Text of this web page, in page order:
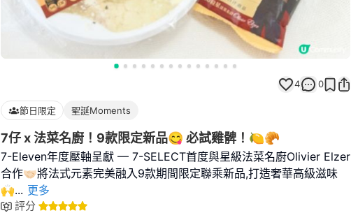
4 0
節日限定 聖誕Moments
7仔 x 法菜名廚！9款限定新品😋 必試雞髀！🍋🥐
7-Eleven年度壓軸呈獻 — 7-SELECT首度與星級法菜名廚Olivier Elzer
合作🤝🏻將法式元素完美融入9款期間限定聯乘新品,打造奢華高級滋味
🙌... 更多
評分